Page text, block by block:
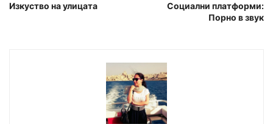
Изкуство на улицата
Социални платформи:
Порно в звук